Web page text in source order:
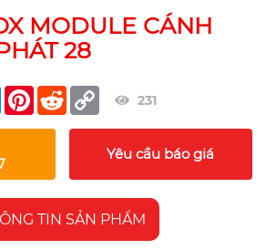
MODULE CÁNH
28
MessengerPinterest
Reddit Copy
Link
231
Yêu cầu báo giá
TIN SẢN PHẨM